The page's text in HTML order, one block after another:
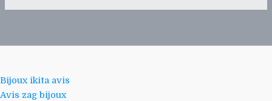
Bijoux ikita avis
Avis zag bijoux